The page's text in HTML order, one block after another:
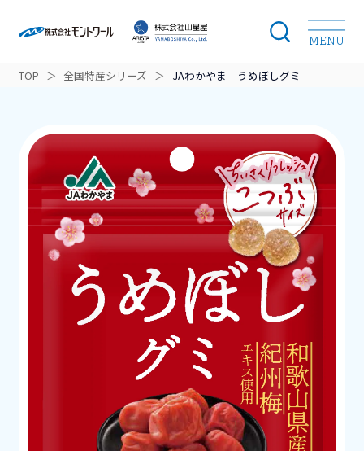
MENU
モントワールのこだわり
開発ストーリー
ブランドラインナップ
商品カテゴリー
TOP ＞ 全国特産シリーズ ＞ JAわかやま うめぼしグミ